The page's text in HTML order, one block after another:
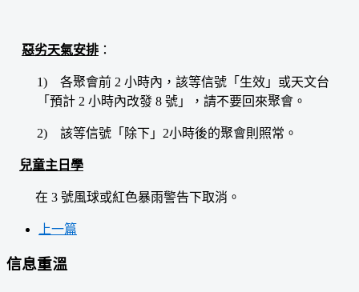
惡劣天氣安排：
1) 各聚會前 2 小時內，該等信號「生效」或天文台
「預計 2 小時內改發 8 號」，請不要回來聚會。
2) 該等信號「除下」2小時後的聚會則照常。
兒童主日學
在 3 號風球或紅色暴雨警告下取消。
上一篇
信息重溫